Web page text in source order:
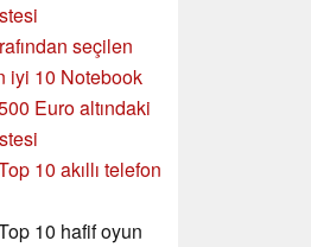
seçilen
iyi 10 Notebook
Euro altındaki
10 akıllı telefon
10 hafif oyun